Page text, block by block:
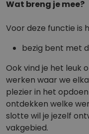
Wat breng je mee?
Voor deze functie is
bezig bent met
Ook vind je het leuk
werken waar we
plezier in het
ontdekken welke
slotte wil je jezelf
vakgebied.